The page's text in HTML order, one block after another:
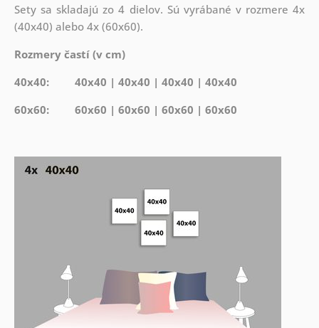
Sety sa skladajú zo 4 dielov. Sú vyrábané v rozmere 4x
(40x40) alebo 4x (60x60).
Rozmery častí (v cm)
40x40: 40x40 | 40x40 | 40x40 | 40x40
60x60: 60x60 | 60x60 | 60x60 | 60x60